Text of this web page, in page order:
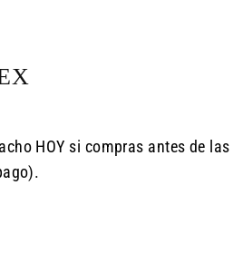
HOY si compras antes de